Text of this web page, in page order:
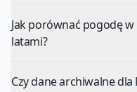
Jak porównać pogodę
latami?
Czy dane archiwalne